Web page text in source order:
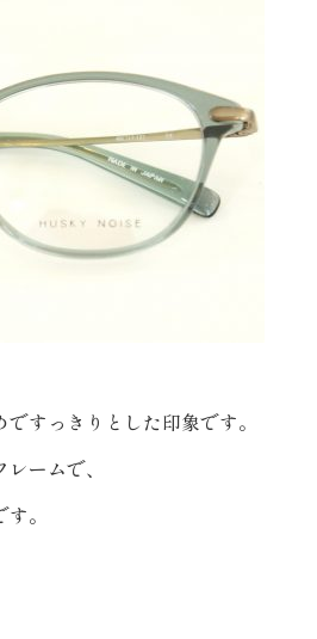
すっきりとした印象です。
ームで、
。